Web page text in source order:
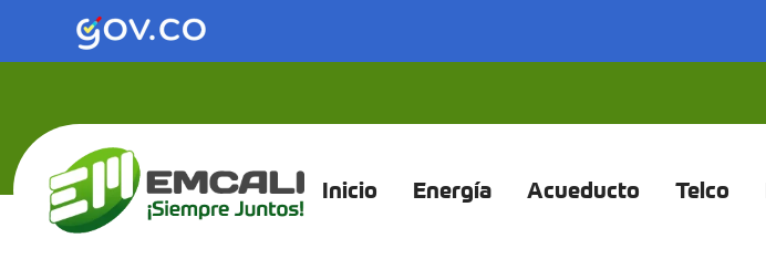
Saltar al contenido principal